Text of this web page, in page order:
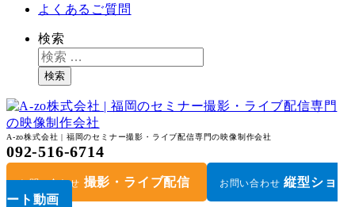
よくあるご質問
検索
検索
A-zo株式会社 | 福岡のセミナー撮影・ライブ配信専門の映像制作会社
092-516-6714
お問い合わせ 撮影・ライブ配信 お問い合わせ 縦型ショ
ート動画